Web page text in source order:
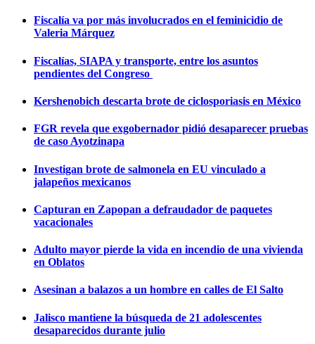
Fiscalía va por más involucrados en el feminicidio de
Valeria Márquez
Fiscalías, SIAPA y transporte, entre los asuntos
pendientes del Congreso
Kershenobich descarta brote de ciclosporiasis en México
FGR revela que exgobernador pidió desaparecer pruebas
de caso Ayotzinapa
Investigan brote de salmonela en EU vinculado a
jalapeños mexicanos
Capturan en Zapopan a defraudador de paquetes
vacacionales
Adulto mayor pierde la vida en incendio de una vivienda
en Oblatos
Asesinan a balazos a un hombre en calles de El Salto
Jalisco mantiene la búsqueda de 21 adolescentes
desaparecidos durante julio